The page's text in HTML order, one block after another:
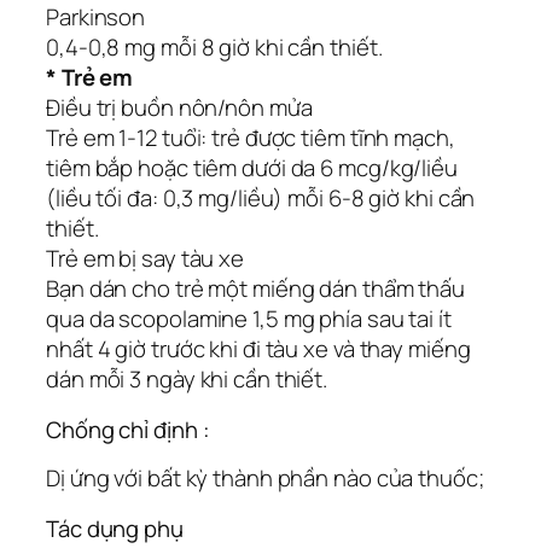
Parkinson
0,4-0,8 mg mỗi 8 giờ khi cần thiết.
* Trẻ em
Điều trị buồn nôn/nôn mửa
Trẻ em 1-12 tuổi: trẻ được tiêm tĩnh mạch,
tiêm bắp hoặc tiêm dưới da 6 mcg/kg/liều
(liều tối đa: 0,3 mg/liều) mỗi 6-8 giờ khi cần
thiết.
Trẻ em bị say tàu xe
Bạn dán cho trẻ một miếng dán thẩm thấu
qua da scopolamine 1,5 mg phía sau tai ít
nhất 4 giờ trước khi đi tàu xe và thay miếng
dán mỗi 3 ngày khi cần thiết.
Chống chỉ định :
Dị ứng với bất kỳ thành phần nào của thuốc;
Tác dụng phụ